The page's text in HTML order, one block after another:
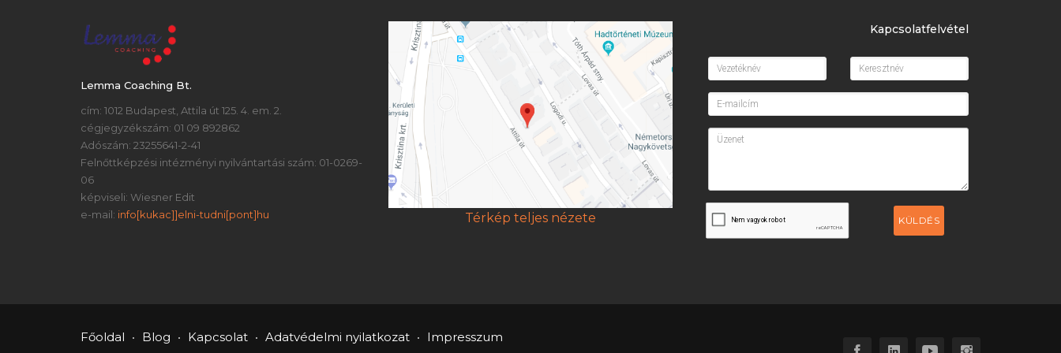
Lemma Coaching Bt.
cím: 1012 Budapest, Attila út 125. 4. em. 2.
cégjegyzékszám: 01 09 892862
Adószám: 23255641-2-41
Felnőttképzési intézményi nyilvántartási szám: 01-0269-
06
képviseli: Wiesner Edit
e-mail: info[kukac]]elni-tudni[pont]hu Térkép teljes nézete
Kapcsolatfelvétel
KÜLDÉS
Főoldal Blog Kapcsolat Adatvédelmi nyilatkozat Impresszum